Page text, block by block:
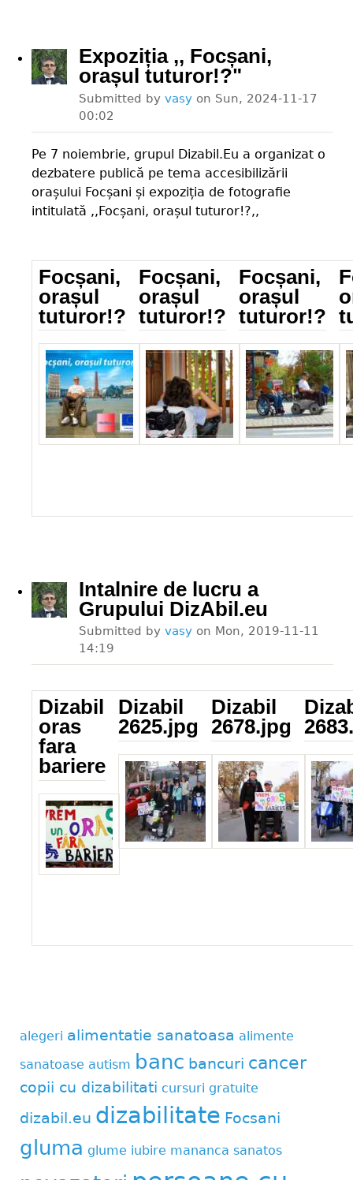
Expoziția ,, Focșani,
orașul tuturor!?"
Submitted by vasy on Sun, 2024-11-17
00:02
Pe 7 noiembrie, grupul Dizabil.Eu a organizat o
dezbatere publică pe tema accesibilizării
orașului Focșani și expoziția de fotografie
intitulată ,,Focșani, orașul tuturor!?,,
Focșani,
orașul
tuturor!?
_IMG_5825.jpg
Focșani,
orașul
tuturor!?
IMG_0455.jpg
Focșani,
orașul
tuturor!?
IMG_1076.jpg
Intalnire de lucru a
Grupului DizAbil.eu
Submitted by vasy on Mon, 2019-11-11
14:19
Dizabil
oras
fara
bariere
Dizabil_sl.jpg
Dizabil
2625.jpg
Dizabil_2625.jpg
Dizabil
2678.jpg
Dizabil_2678.jpg
alegeri alimentatie sanatoasa alimente
sanatoase autism banc bancuri cancer
copii cu dizabilitati cursuri gratuite
dizabil.eu dizabilitate Focsani
gluma glume iubire mananca sanatos